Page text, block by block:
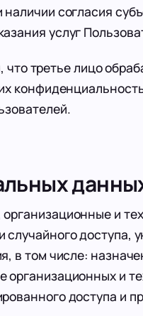
согласия
услуг
третье лицо
и
доступа,
в том числе:
и
доступа и